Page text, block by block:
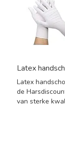
Latex
Latex
de
van sterke